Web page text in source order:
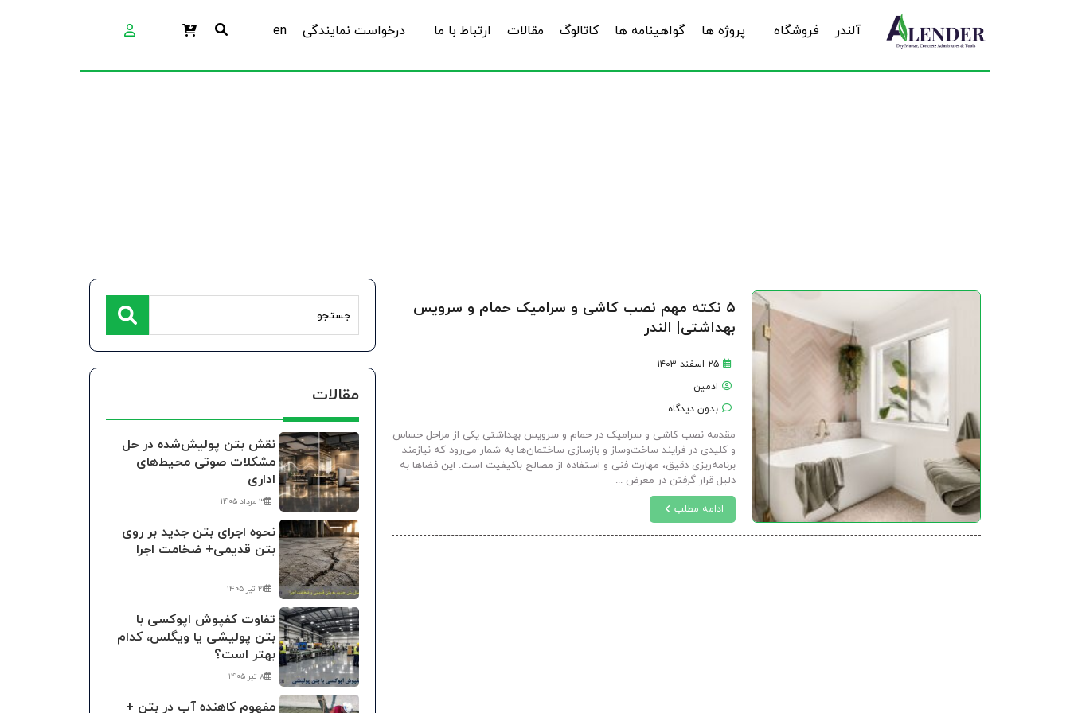
آلندر فروشگاه پروژه ها گواهینامه ها کاتالوگ مقالات ارتباط با ما درخواست نمایندگی en
۵ نکته مهم نصب کاشی و سرامیک حمام و سرویس
بهداشتی| الندر
۲۵ اسفند ۱۴۰۳
ادمین
بدون دیدگاه
مقدمه نصب کاشی و سرامیک در حمام و سرویس بهداشتی یکی از مراحل حساس
و کلیدی در فرایند ساخت‌وساز و بازسازی ساختمان‌ها به شمار می‌رود که نیازمند
برنامه‌ریزی دقیق، مهارت فنی و استفاده از مصالح باکیفیت است. این فضاها به
دلیل قرار گرفتن در معرض ...
ادامه مطلب
مقالات
نقش بتن پولیش‌شده در حل
مشکلات صوتی محیط‌های
اداری
۳ مرداد ۱۴۰۵
نحوه اجرای بتن جدید بر روی
بتن قدیمی+ ضخامت اجرا
۲۱ تیر ۱۴۰۵
تفاوت کفپوش اپوکسی با
بتن پولیشی یا ویگلس، کدام
بهتر است؟
۸ تیر ۱۴۰۵
مفهوم کاهنده آب در بتن +